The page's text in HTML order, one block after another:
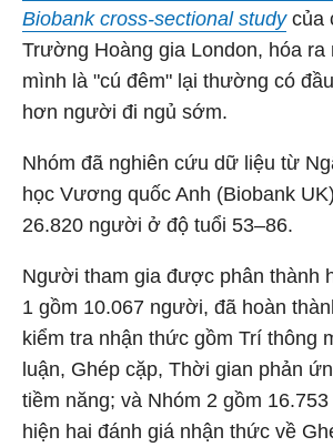
Biobank cross-sectional study của
Trường Hoàng gia London, hóa
mình là "cú đêm" lại thường có
hơn người đi ngủ sớm.
Nhóm đã nghiên cứu dữ liệu từ
học Vương quốc Anh (Biobank
26.820 người ở độ tuổi 53–86.
Người tham gia được phân thành
1 gồm 10.067 người, đã hoàn
kiểm tra nhận thức gồm Trí thông
luận, Ghép cặp, Thời gian phản
tiềm năng; và Nhóm 2 gồm
hiện hai đánh giá nhận thức về